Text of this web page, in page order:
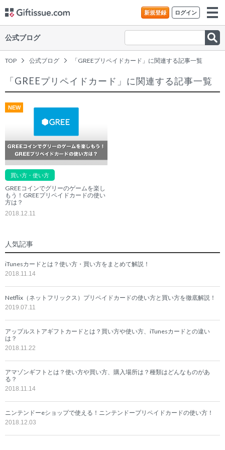
新規登録 ログイン
公式ブログ
TOP 公式ブログ 「GREEプリペイドカード」に関連する記事一覧
「GREEプリペイドカード」に関連する記事一覧
NEW
買い方・使い方
GREEコインでグリーのゲームを楽し
もう！GREEプリペイドカードの使い
方は？
2018.12.11
人気記事
iTunesカードとは？使い方・買い方をまとめて解説！
2018.11.14
Netflix（ネットフリックス）プリペイドカードの使い方と買い方を徹底解説！
2019.07.11
アップルストアギフトカードとは？買い方や使い方、iTunesカードとの違い
は？
2018.11.22
アマゾンギフトとは？使い方や買い方、購入場所は？種類はどんなものがあ
る？
2018.11.14
ニンテンドーeショップで使える！ニンテンドープリペイドカードの使い方！
2018.12.03